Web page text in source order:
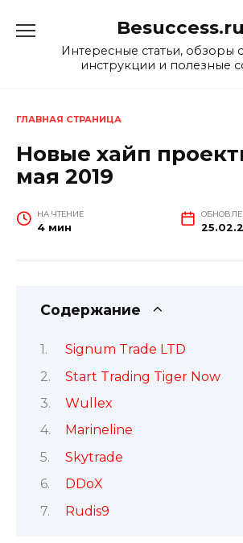
содержанию
Besuccess.ru
Интересные статьи, обзоры
инструкции и полезные
ГЛАВНАЯ СТРАНИЦА
Новые хайп
мая 2019
НА ЧТЕНИЕ
4 мин
Содержание
Signum Trade LTD
Start Trading Tiger Now
Wullex
Marineline
Skytrade
DDoX
Rudis9